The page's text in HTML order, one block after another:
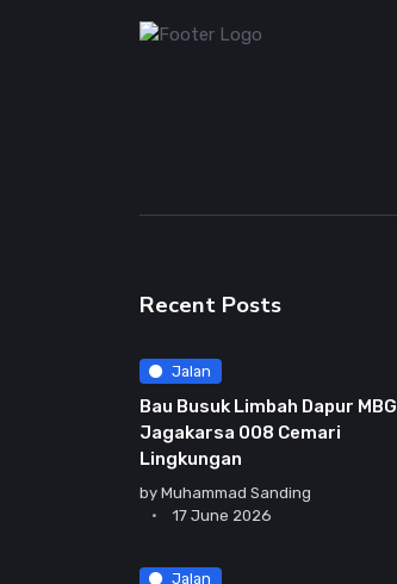
Recent Posts
Jalan
Bau Busuk Limbah Dapur MBG
Jagakarsa 008 Cemari
Lingkungan
by Muhammad Sanding
17 June 2026
Jalan